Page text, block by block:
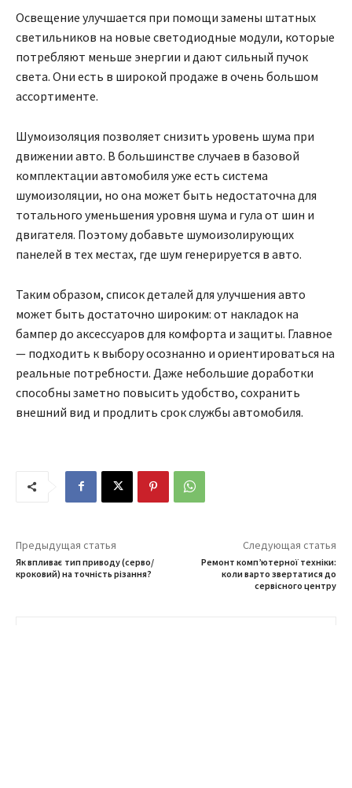
Освещение улучшается при помощи замены штатных
светильников на новые светодиодные модули, которые
потребляют меньше энергии и дают сильный пучок
света. Они есть в широкой продаже в очень большом
ассортименте.
Шумоизоляция позволяет снизить уровень шума при
движении авто. В большинстве случаев в базовой
комплектации автомобиля уже есть система
шумоизоляции, но она может быть недостаточна для
тотального уменьшения уровня шума и гула от шин и
двигателя. Поэтому добавьте шумоизолирующих
панелей в тех местах, где шум генерируется в авто.
Таким образом, список деталей для улучшения авто
может быть достаточно широким: от накладок на
бампер до аксессуаров для комфорта и защиты. Главное
— подходить к выбору осознанно и ориентироваться на
реальные потребности. Даже небольшие доработки
способны заметно повысить удобство, сохранить
внешний вид и продлить срок службы автомобиля.
Предыдущая статья
Як впливає тип приводу (серво/
кроковий) на точність різання?
Следующая статья
Ремонт комп’ютерної техніки:
коли варто звертатися до
сервісного центру